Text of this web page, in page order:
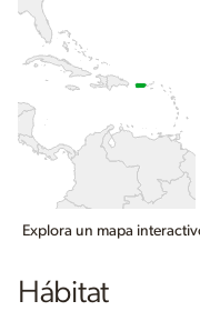
Explora un mapa
Hábitat